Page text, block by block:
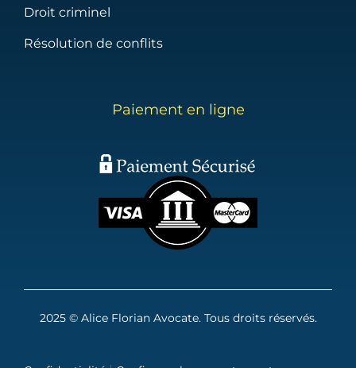
Droit criminel
Résolution de conflits
Paiement en ligne
2025 © Alice Florian Avocate. Tous droits réservés.